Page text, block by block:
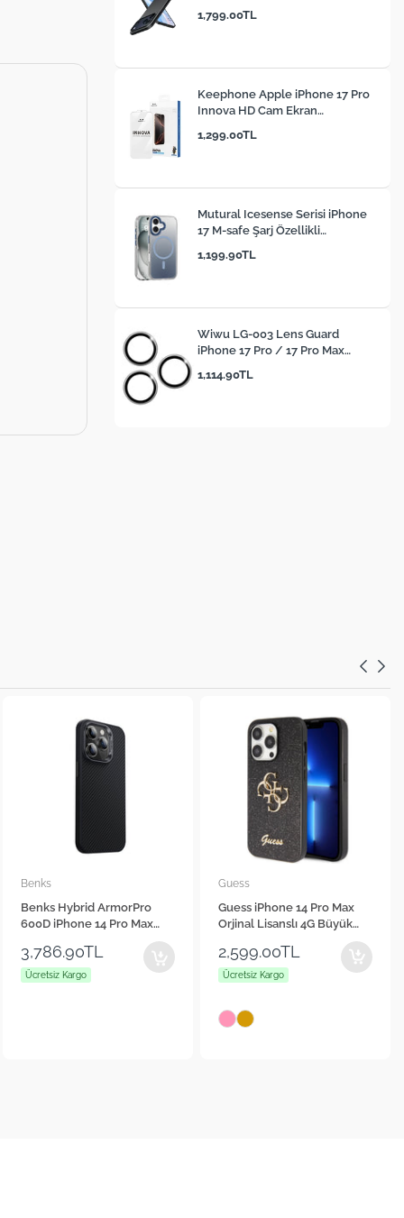
1,799.00TL
Keephone Apple iPhone 17 Pro
Innova HD Cam Ekran
1,299.00TL
Mutural Icesense Serisi iPhone
17 M-safe Şarj Özellikli
Telefon Kılıfı
1,199.90TL
Wiwu LG-003 Lens Guard
iPhone 17 Pro / 17 Pro Max
Kamera Lens Koruyucu
1,114.90TL
Benks
Benks Hybrid ArmorPro
600D iPhone 14 Pro Max
Karbon Fiber M-safe Şarj
Özellikli Kevlar Kılıf
3,786.90TL
Ücretsiz Kargo
Guess
Guess iPhone 14 Pro Max
Orjinal Lisanslı 4G Büyük
Metal Logolu Glitter Kılıf
2,599.00TL
Ücretsiz Kargo